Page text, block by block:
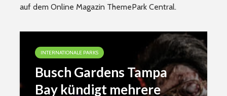
auf dem Online Magazin ThemePark Central.
INTERNATIONALE PARKS
Busch Gardens Tampa
Bay kündigt mehrere